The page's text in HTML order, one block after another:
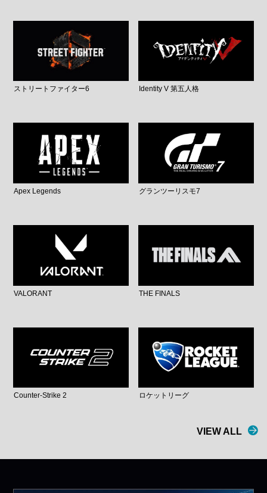
ストリートファイター6 Identity V 第五人格
Apex Legends グランツーリスモ7
VALORANT THE FINALS
Counter-Strike 2 ロケットリーグ
VIEW ALL